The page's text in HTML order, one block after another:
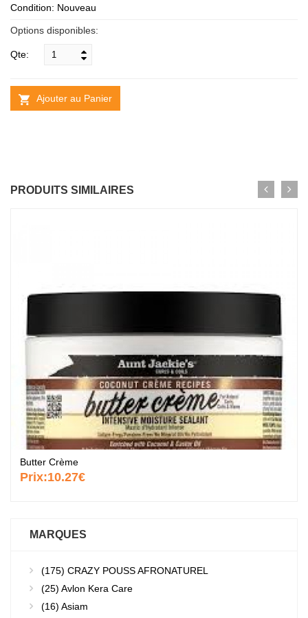
Condition: Nouveau
Options disponibles:
Qte:
Ajouter au Panier
PRODUITS SIMILAIRES
Butter Crème
Prix:10.27€
MARQUES
(175) CRAZY POUSS AFRONATUREL
(25) Avlon Kera Care
(16) Asiam